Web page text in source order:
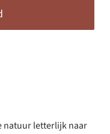
natuur letterlijk naar